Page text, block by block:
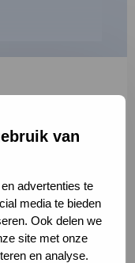
van
advertenties te
media te bieden
Ook delen we
site met onze
en analyse.